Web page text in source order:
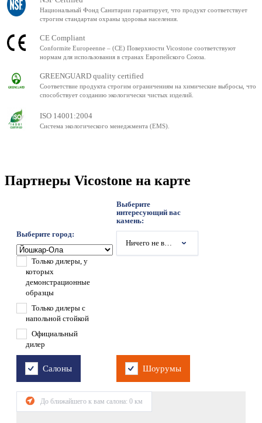
Национальный Фонд Санитарии гарантирует, что продукт соответствует
строгим стандартам охраны здоровья населения.
CE Compliant
Conformite Europeenne – (CE) Поверхности Vicostone соответствуют
нормам для использования в странах Европейского Союза.
GREENGUARD quality certified
Соответствие продукта строгим ограничениям на химические выбросы, что
способствует созданию экологически чистых изделий.
ISO 14001:2004
Система экологического менеджмента (EMS).
Партнеры Vicostone на карте
Выберите город:
Выберите
интересующий вас
камень:
Ничего не выбрано
Только дилеры, у
которых
демонстрационные
образцы
Только дилеры с
напольной стойкой
Официальный
дилер
Салоны Шоурумы
До ближайшего к вам салона: 0 км